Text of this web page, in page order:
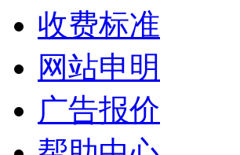
收费标准
网站申明
广告报价